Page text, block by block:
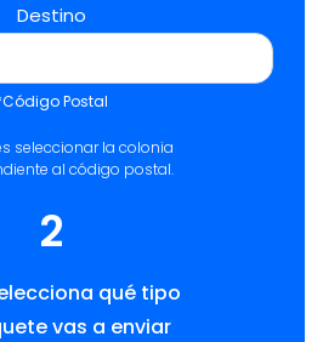
Destino
Postal
seleccionar la colonia
al código postal.
2
qué tipo
vas a enviar